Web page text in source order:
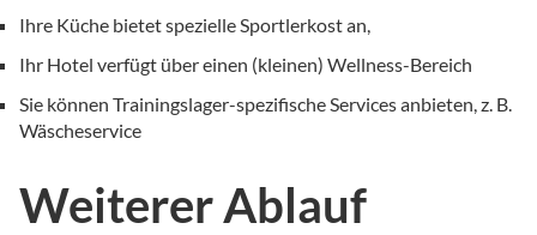
Ihre Küche bietet spezielle Sportlerkost an,
Ihr Hotel verfügt über einen (kleinen) Wellness-Bereich
Sie können Trainingslager-spezifische Services anbieten, z. B.
Wäscheservice
Weiterer Ablauf